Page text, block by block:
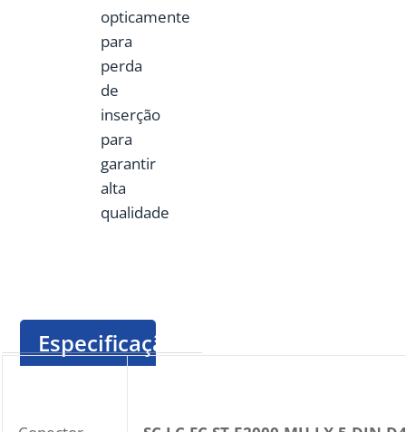
opticamente
para
perda
de
inserção
para
garantir
alta
qualidade
Especificação